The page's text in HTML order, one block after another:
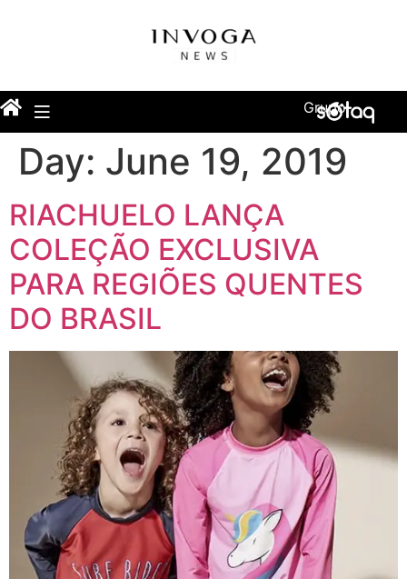
Grupo
Day: June 19, 2019
RIACHUELO LANÇA
COLEÇÃO EXCLUSIVA
PARA REGIÕES QUENTES
DO BRASIL